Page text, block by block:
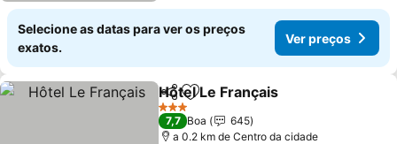
Selecione as datas para ver os preços
exatos.
Ver preços
PartilharAdicionar aos favoritos
Hôtel Le Français
3 Estrelas
7,7 Boa
645
a 0.2 km de Centro da cidade